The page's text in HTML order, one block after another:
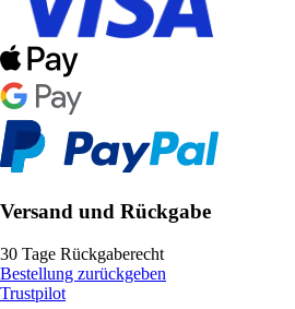
Versand und Rückgabe
30 Tage Rückgaberecht
Bestellung zurückgeben
Trustpilot